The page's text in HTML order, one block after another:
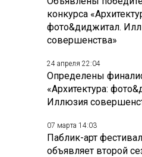
конкурса
фото&диджитал.
совершенства»
24 апреля 22:04
Определены
«Архитектура:
Иллюзия
07 марта 14:03
Паблик-арт
объявляет второй